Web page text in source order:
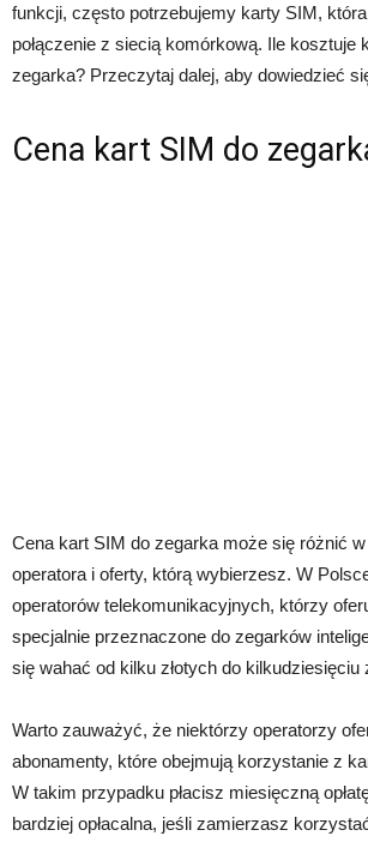
funkcji, często potrzebujemy karty SIM,
połączenie z siecią komórkową. Ile kosztuje
zegarka? Przeczytaj dalej, aby dowiedzieć
Cena kart SIM do
Cena kart SIM do zegarka może się różnić
operatora i oferty, którą wybierzesz. W
operatorów telekomunikacyjnych, którzy
specjalnie przeznaczone do zegarków
się wahać od kilku złotych do kilkudziesięciu
Warto zauważyć, że niektórzy operatorzy
abonamenty, które obejmują korzystanie z
W takim przypadku płacisz miesięczną
bardziej opłacalna, jeśli zamierzasz